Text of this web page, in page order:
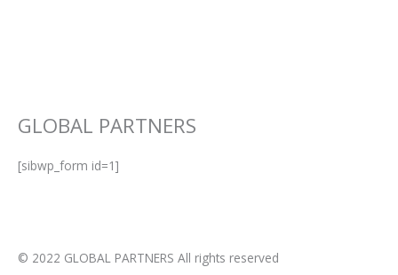
GLOBAL PARTNERS
[sibwp_form id=1]
© 2022 GLOBAL PARTNERS All rights reserved